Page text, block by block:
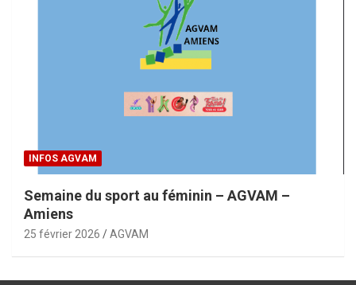
INFOS AGVAM
Semaine du sport au féminin – AGVAM –
Amiens
25 février 2026 AGVAM